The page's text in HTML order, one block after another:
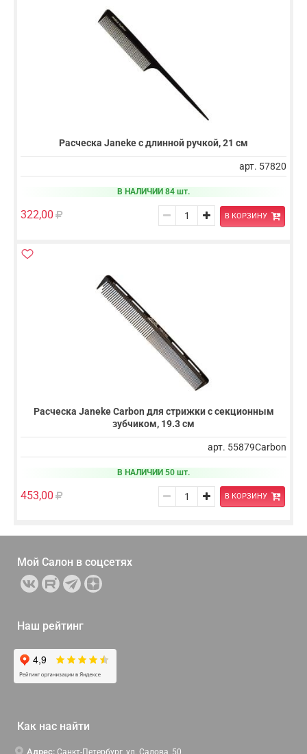
Расческа Janeke с длинной ручкой, 21 см
арт. 57820
В НАЛИЧИИ 84 шт.
322,00 В КОРЗИНУ
Расческа Janeke Carbon для стрижки с секционным
зубчиком, 19.3 см
арт. 55879Carbon
В НАЛИЧИИ 50 шт.
453,00 В КОРЗИНУ
Мой Салон в соцсетях
Наш рейтинг
Как нас найти
Адрес: Санкт-Петербург, ул. Салова, 50